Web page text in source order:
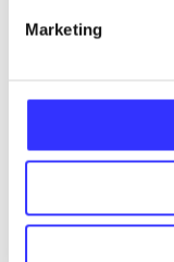
Marketing